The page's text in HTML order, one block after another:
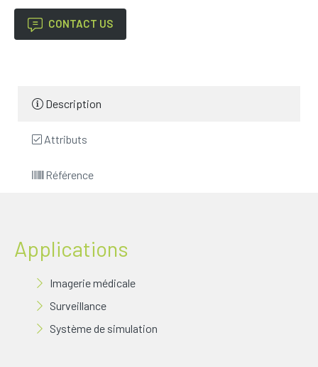
CONTACT US
Description
Attributs
Référence
Applications
Imagerie médicale
Surveillance
Système de simulation